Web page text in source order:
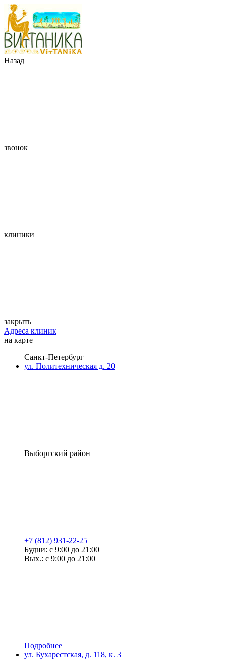
Назад
звонок
клиники
закрыть
Адреса клиник
на карте
Санкт-Петербург
ул. Политехническая д. 20
Выборгский район
+7 (812) 931-22-25
Будни: с 9:00 до 21:00
Вых.: с 9:00 до 21:00
Подробнее
ул. Бухарестская, д. 118, к. 3